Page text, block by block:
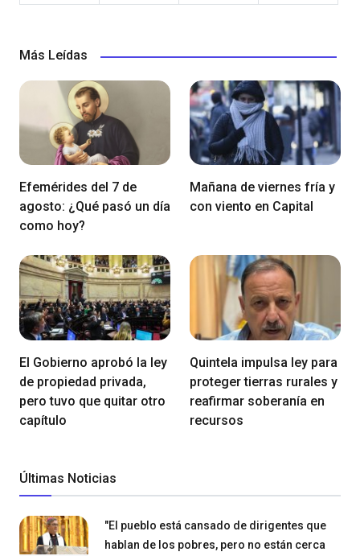
Más Leídas
Efemérides del 7 de
agosto: ¿Qué pasó un día
como hoy?
Mañana de viernes fría y
con viento en Capital
El Gobierno aprobó la ley
de propiedad privada,
pero tuvo que quitar otro
capítulo
Quintela impulsa ley para
proteger tierras rurales y
reafirmar soberanía en
recursos
Últimas Noticias
"El pueblo está cansado de dirigentes que
hablan de los pobres, pero no están cerca